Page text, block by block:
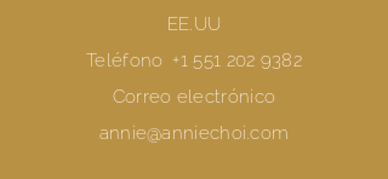
EE.UU
Teléfono +1 551 202 9382
Correo electrónico
annie@anniechoi.com